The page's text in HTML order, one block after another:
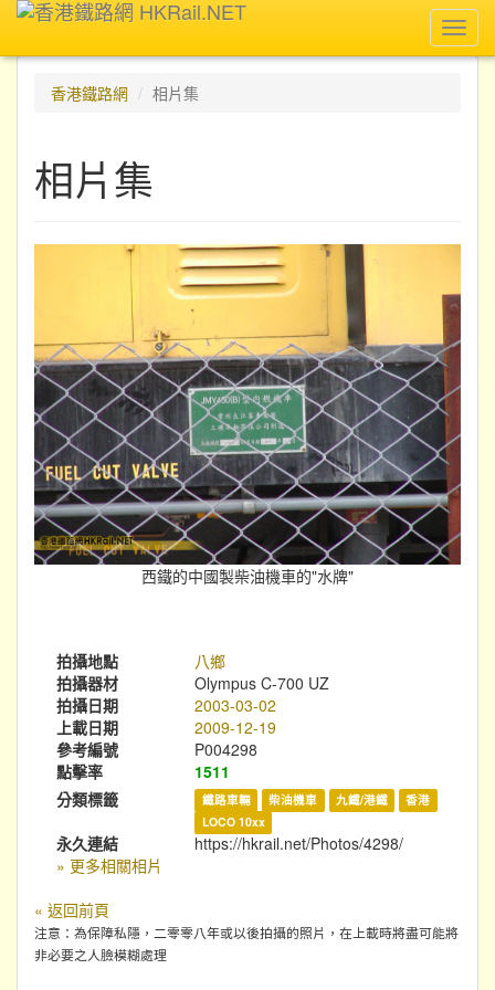
香港鐵路網
相片集
相片集
西鐵的中國製柴油機車的"水牌"
拍攝地點
八鄉
拍攝器材
Olympus C-700 UZ
拍攝日期
2003-03-02
上載日期
2009-12-19
參考編號
P004298
點擊率
1511
分類標籤
鐵路車輛 柴油機車 九鐵/港鐵
香港
LOCO 10xx
永久連結
https://hkrail.net/Photos/4298/
» 更多相關相片
« 返回前頁
注意：為保障私隱，二零零八年或以後拍攝的照片，在上載時將盡可能將
非必要之人臉模糊處理